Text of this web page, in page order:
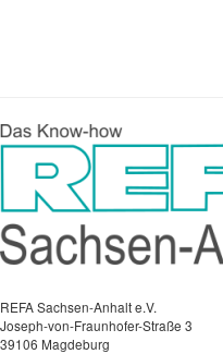
REFA Sachsen-Anhalt e.V.
Joseph-von-Fraunhofer-Straße 3
39106 Magdeburg